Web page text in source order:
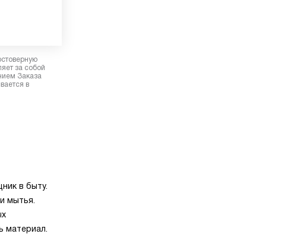
за собой
Заказа
в
в быту.
мытья.